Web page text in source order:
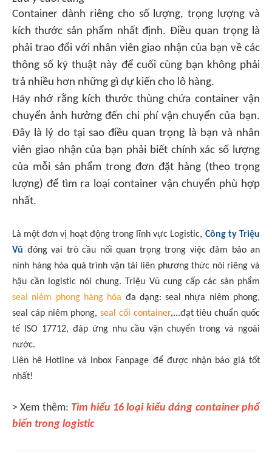
Container dành riêng cho số lượng, trọng lượng và
kích thước sản phẩm nhất định. Điều quan trọng là
phải trao đổi với nhân viên giao nhận của bạn về các
thông số kỹ thuật này để cuối cùng bạn không phải
trả nhiều hơn những gì dự kiến ​​cho lô hàng.
Hãy nhớ rằng kích thước thùng chứa container vận
chuyển ảnh hưởng đến chi phí vận chuyển của bạn.
Đây là lý do tại sao điều quan trọng là bạn và nhân
viên giao nhận của bạn phải biết chính xác số lượng
của mỗi sản phẩm trong đơn đặt hàng (theo trọng
lượng) để tìm ra loại container vận chuyển phù hợp
nhất.
Là một đơn vị hoạt động trong lĩnh vực Logistic, Công ty Triệu
Vũ đóng vai trò cầu nối quan trọng trong việc đảm bảo an
ninh hàng hóa quá trình vận tải liên phương thức nói riêng và
hậu cần logistic nói chung. Triệu Vũ cung cấp các sản phẩm
seal niêm phong hàng hóa đa dạng:seal nhựa niêm phong,
seal cáp niêm phong,seal cối container,...đạt tiêu chuẩn quốc
tế ISO 17712, đáp ứng nhu cầu vận chuyển trong và ngoài
nước.
Liên hê Hotline và inbox Fanpage để được nhận báo giá tốt
nhất!
> Xem thêm: Tìm hiểu 16 loại kiểu dáng container phổ
biến trong logistic